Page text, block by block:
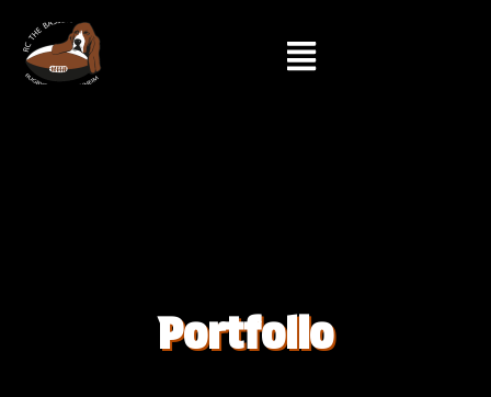
Portfolio